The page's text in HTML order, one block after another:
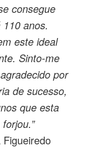
consegue
anos.
este ideal
Sinto-me
por
de sucesso,
que esta